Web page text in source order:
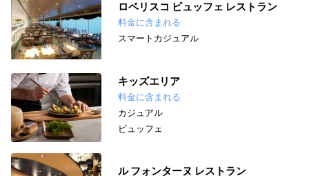
ロベリスコ ビュッフェ レストラン
料金に含まれる
スマートカジュアル
キッズエリア
料金に含まれる
カジュアル
ビュッフェ
ル フォンターヌ レストラン